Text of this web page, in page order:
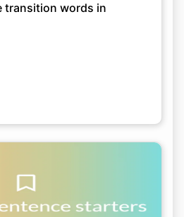
transition words in